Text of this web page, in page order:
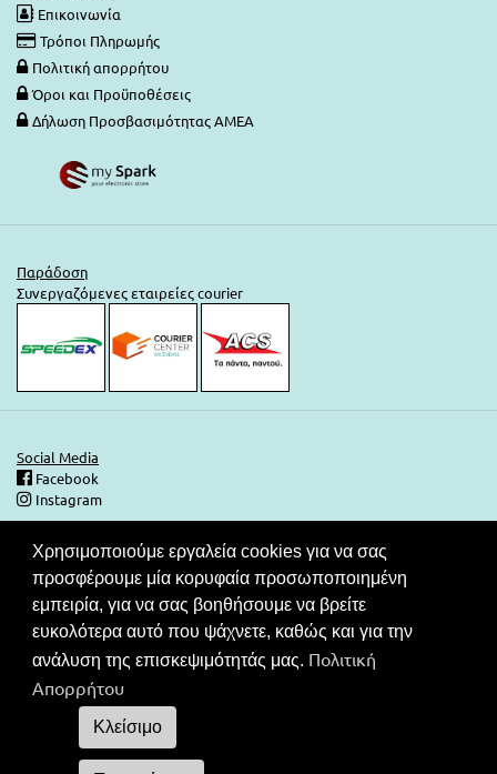
Επικοινωνία
Τρόποι Πληρωμής
Πολιτική απορρήτου
Όροι και Προϋποθέσεις
Δήλωση Προσβασιμότητας ΑΜΕΑ
Παράδοση
Συνεργαζόμενες εταιρείες courier
Social Media
Facebook
Instagram
Ασφάλεια Συναλλαγών
Στις τιμές του καταλόγου μας περιλαμβάνεται ΦΠΑ. Ο καταναλωτής
έχει το δικαίωμα να μην πληρώσει εάν δεν λάβει το νόμιμο
παραστατικό στοιχείο (απόδειξη ή τιμολόγιο).Συνεργαζόμενες
τράπεζες για τις συναλλαγές σας.
Χρησιμοποιούμε εργαλεία cookies για να σας
προσφέρουμε μία κορυφαία προσωποποιημένη
εμπειρία, για να σας βοηθήσουμε να βρείτε
ευκολότερα αυτό που ψάχνετε, καθώς και για την
ανάλυση της επισκεψιμότητάς μας. Πολιτική
Απορρήτου